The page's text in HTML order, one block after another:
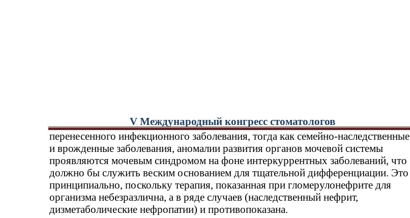
V Международный конгресс стоматологов
перенесенного инфекционного заболевания, тогда как семейно-наследственные
и врожденные заболевания, аномалии развития органов мочевой системы
проявляются мочевым синдромом на фоне интеркуррентных заболеваний, что
должно бы служить веским основанием для тщательной дифференциации. Это
принципиально, поскольку терапия, показанная при гломерулонефрите для
организма небезразлична, а в ряде случаев (наследственный нефрит,
дизметаболические нефропатии) и противопоказана.